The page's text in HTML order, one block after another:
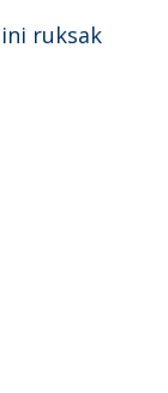
ruksak